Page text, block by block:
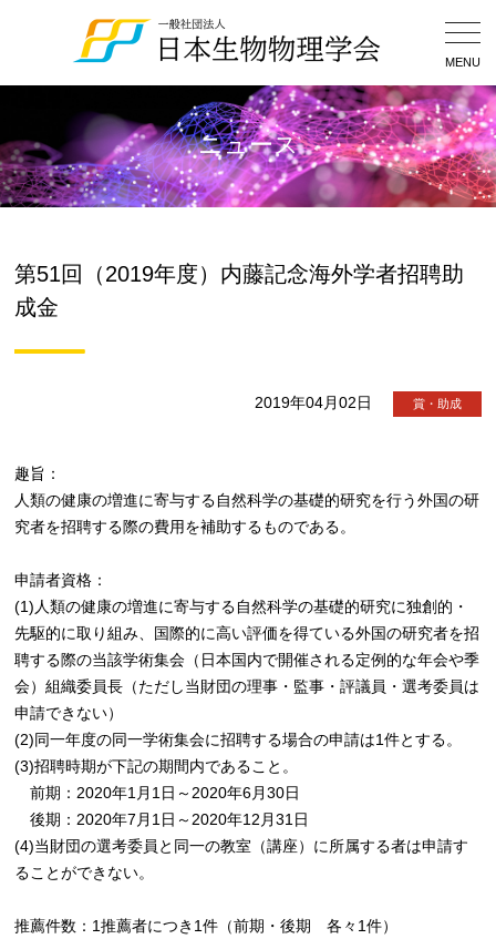
MENU
ニュース
第51回（2019年度）内藤記念海外学者招聘助
成金
2019年04月02日 賞・助成
趣旨：
人類の健康の増進に寄与する自然科学の基礎的研究を行う外国の研
究者を招聘する際の費用を補助するものである。
申請者資格：
(1)人類の健康の増進に寄与する自然科学の基礎的研究に独創的・
先駆的に取り組み、国際的に高い評価を得ている外国の研究者を招
聘する際の当該学術集会（日本国内で開催される定例的な年会や季
会）組織委員長（ただし当財団の理事・監事・評議員・選考委員は
申請できない）
(2)同一年度の同一学術集会に招聘する場合の申請は1件とする。
(3)招聘時期が下記の期間内であること。
前期：2020年1月1日～2020年6月30日
後期：2020年7月1日～2020年12月31日
(4)当財団の選考委員と同一の教室（講座）に所属する者は申請す
ることができない。
推薦件数：1推薦者につき1件（前期・後期 各々1件）